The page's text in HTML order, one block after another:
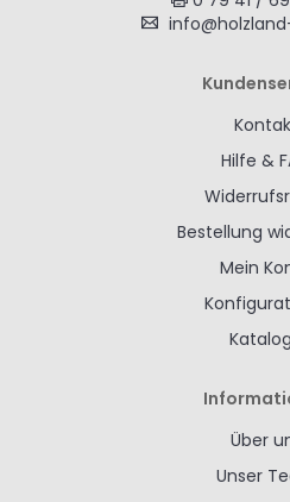
Hilfe &
Bestellung
Mein
Über
Unser